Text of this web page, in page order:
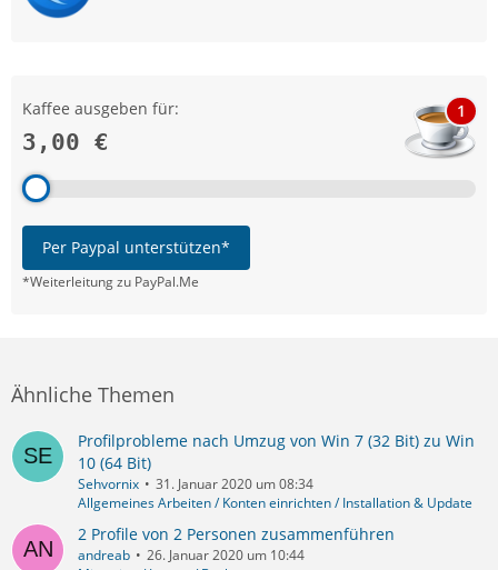
Kaffee ausgeben für:
3,00 €
1
Per Paypal unterstützen*
*Weiterleitung zu PayPal.Me
Ähnliche Themen
Profilprobleme nach Umzug von Win 7 (32 Bit) zu Win
10 (64 Bit)
Sehvornix
31. Januar 2020 um 08:34
Allgemeines Arbeiten / Konten einrichten / Installation & Update
2 Profile von 2 Personen zusammenführen
andreab
26. Januar 2020 um 10:44